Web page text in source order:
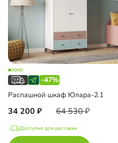
-47%
Распашной шкаф Юлара-2.1
34 200 64 530
Доступно для доставки